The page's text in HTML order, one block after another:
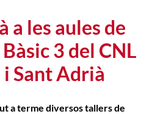
a les aules de
3 del CNL
Sant Adrià
a terme diversos tallers de